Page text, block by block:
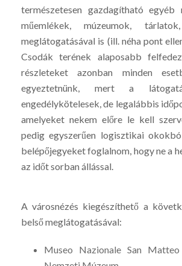
természetesen gazdagítható egyéb
műemlékek, múzeumok,
meglátogatásával is (ill. néha pont
Csodák terének alaposabb
részleteket azonban minden
egyeztetnünk, mert a
engedélykötelesek, de legalábbis
amelyeket nekem előre le kell
pedig egyszerűen logisztikai
belépőjegyeket foglalnom, hogy ne a
az időt sorban állással.
A városnézés kiegészíthető a
belső meglátogatásával:
Museo Nazionale San